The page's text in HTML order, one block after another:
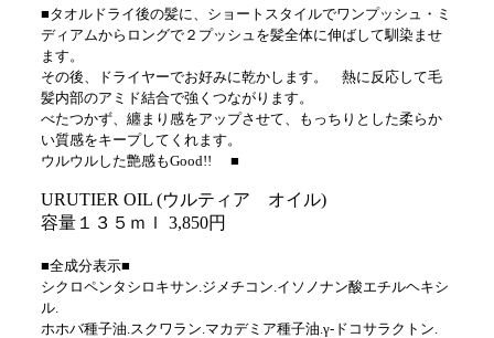
■タオルドライ後の髪に、ショートスタイルでワンプッシュ・ミ
ディアムからロングで２プッシュを髪全体に伸ばして馴染ませ
ます。
その後、ドライヤーでお好みに乾かします。 熱に反応して毛
髪内部のアミド結合で強くつながります。
べたつかず、纏まり感をアップさせて、もっちりとした柔らか
い質感をキープしてくれます。
ウルウルした艶感もGood!!
■
URUTIER OIL (ウルティア オイル)
容量１３５ｍｌ 3,850円
■全成分表示■
シクロペンタシロキサン.ジメチコン.イソノナン酸エチルヘキシ
ル.
ホホバ種子油.スクワラン.マカデミア種子油.γ-ドコサラクトン.